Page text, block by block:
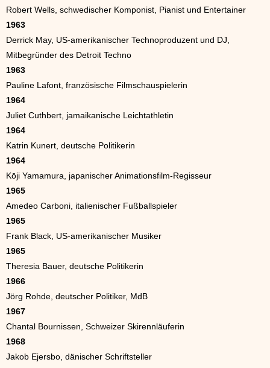
Robert Wells, schwedischer Komponist, Pianist und Entertainer
1963
Derrick May, US-amerikanischer Technoproduzent und DJ,
Mitbegründer des Detroit Techno
1963
Pauline Lafont, französische Filmschauspielerin
1964
Juliet Cuthbert, jamaikanische Leichtathletin
1964
Katrin Kunert, deutsche Politikerin
1964
Kōji Yamamura, japanischer Animationsfilm-Regisseur
1965
Amedeo Carboni, italienischer Fußballspieler
1965
Frank Black, US-amerikanischer Musiker
1965
Theresia Bauer, deutsche Politikerin
1966
Jörg Rohde, deutscher Politiker, MdB
1967
Chantal Bournissen, Schweizer Skirennläuferin
1968
Jakob Ejersbo, dänischer Schriftsteller